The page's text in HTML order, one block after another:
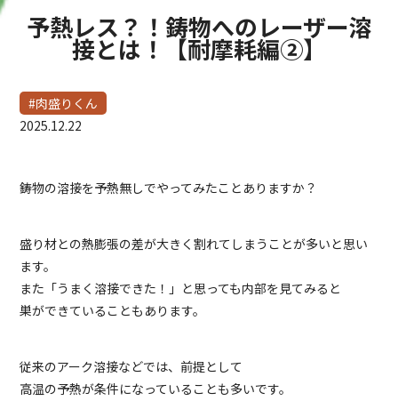
予熱レス？！鋳物へのレーザー溶
接とは！【耐摩耗編②】
#肉盛りくん
2025.12.22
鋳物の溶接を予熱無しでやってみたことありますか？
盛り材との熱膨張の差が大きく割れてしまうことが多いと思い
ます。
また「うまく溶接できた！」と思っても内部を見てみると
巣ができていることもあります。
従来のアーク溶接などでは、前提として
高温の予熱が条件になっていることも多いです。